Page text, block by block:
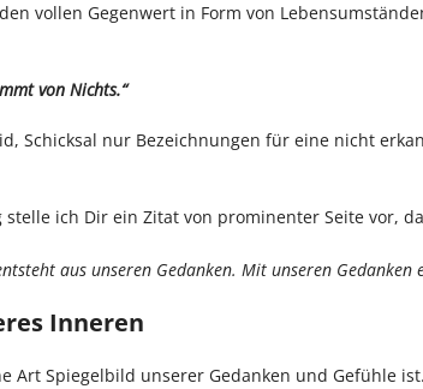
vollen Gegenwert in Form von
von Nichts.“
Schicksal nur Bezeichnungen für eine nicht
ich Dir ein Zitat von prominenter Seite vor,
aus unseren Gedanken. Mit unseren Gedanken
Inneren
Art Spiegelbild unserer Gedanken und Gefühle